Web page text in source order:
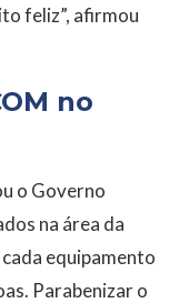
feliz”, afirmou
no
o Governo
na área da
cada equipamento
Parabenizar o